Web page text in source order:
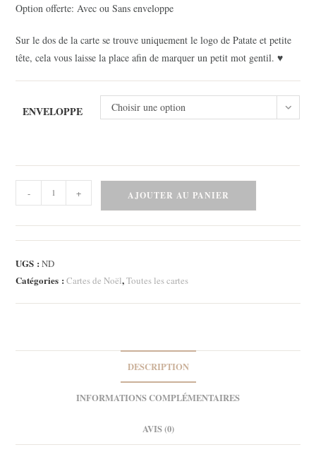
Option offerte: Avec ou Sans enveloppe
Sur le dos de la carte se trouve uniquement le logo de Patate et petite
tête, cela vous laisse la place afin de marquer un petit mot gentil. ♥
ENVELOPPE Choisir une option
de
Carte
-
Falala
-
- + AJOUTER AU PANIER
UGS :ND
Catégories :Cartes de Noël,Toutes les cartes
DESCRIPTION
INFORMATIONS COMPLÉMENTAIRES
AVIS (0)